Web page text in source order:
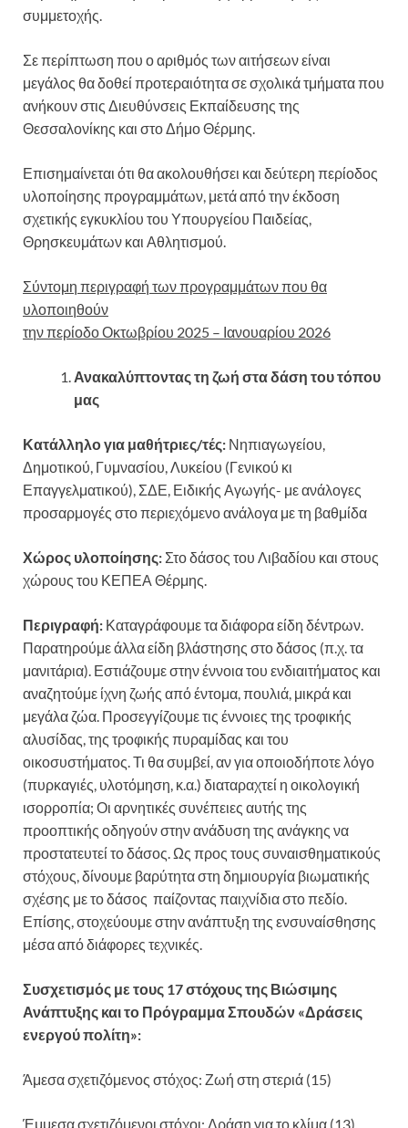
συμμετοχής.
Σε περίπτωση που ο αριθμός των αιτήσεων είναι
μεγάλος θα δοθεί προτεραιότητα σε σχολικά τμήματα που
ανήκουν στις Διευθύνσεις Εκπαίδευσης της
Θεσσαλονίκης και στο Δήμο Θέρμης.
Επισημαίνεται ότι θα ακολουθήσει και δεύτερη περίοδος
υλοποίησης προγραμμάτων, μετά από την έκδοση
σχετικής εγκυκλίου του Υπουργείου Παιδείας,
Θρησκευμάτων και Αθλητισμού.
Σύντομη περιγραφή των προγραμμάτων που θα
υλοποιηθούν
την περίοδο Οκτωβρίου 2025 – Ιανουαρίου 2026
Ανακαλύπτοντας τη ζωή στα δάση του τόπου
μας
Κατάλληλο για μαθήτριες/τές: Νηπιαγωγείου,
Δημοτικού, Γυμνασίου, Λυκείου (Γενικού κι
Επαγγελματικού), ΣΔΕ, Ειδικής Αγωγής- με ανάλογες
προσαρμογές στο περιεχόμενο ανάλογα με τη βαθμίδα
Χώρος υλοποίησης: Στο δάσος του Λιβαδίου και στους
χώρους του ΚΕΠΕΑ Θέρμης.
Περιγραφή: Καταγράφουμε τα διάφορα είδη δέντρων.
Παρατηρούμε άλλα είδη βλάστησης στο δάσος (π.χ. τα
μανιτάρια). Εστιάζουμε στην έννοια του ενδιαιτήματος και
αναζητούμε ίχνη ζωής από έντομα, πουλιά, μικρά και
μεγάλα ζώα. Προσεγγίζουμε τις έννοιες της τροφικής
αλυσίδας, της τροφικής πυραμίδας και του
οικοσυστήματος. Τι θα συμβεί, αν για οποιοδήποτε λόγο
(πυρκαγιές, υλοτόμηση, κ.α.) διαταραχτεί η οικολογική
ισορροπία; Οι αρνητικές συνέπειες αυτής της
προοπτικής οδηγούν στην ανάδυση της ανάγκης να
προστατευτεί το δάσος. Ως προς τους συναισθηματικούς
στόχους, δίνουμε βαρύτητα στη δημιουργία βιωματικής
σχέσης με το δάσος παίζοντας παιχνίδια στο πεδίο.
Επίσης, στοχεύουμε στην ανάπτυξη της ενσυναίσθησης
μέσα από διάφορες τεχνικές.
Συσχετισμός με τους 17 στόχους της Βιώσιμης
Ανάπτυξης και το Πρόγραμμα Σπουδών «Δράσεις
ενεργού πολίτη»:
Άμεσα σχετιζόμενος στόχος: Ζωή στη στεριά (15)
Έμμεσα σχετιζόμενοι στόχοι: Δράση για το κλίμα (13),